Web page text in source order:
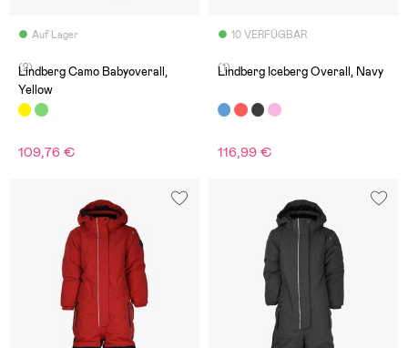
Auf Lager
(2)
Lindberg Camo Babyoverall,
Yellow
109,76 €
10 VERFÜGBAR
(1)
Lindberg Iceberg Overall, Navy
116,99 €